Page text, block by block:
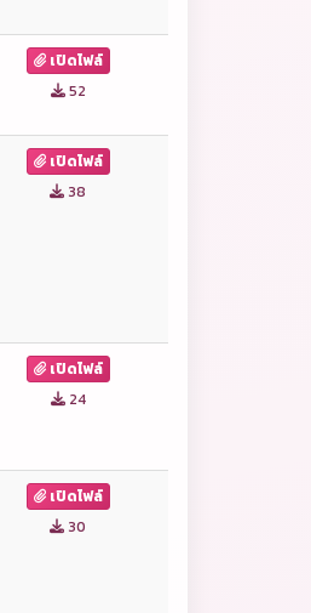
เปิดไฟล์
52
เปิดไฟล์
38
เปิดไฟล์
24
เปิดไฟล์
30